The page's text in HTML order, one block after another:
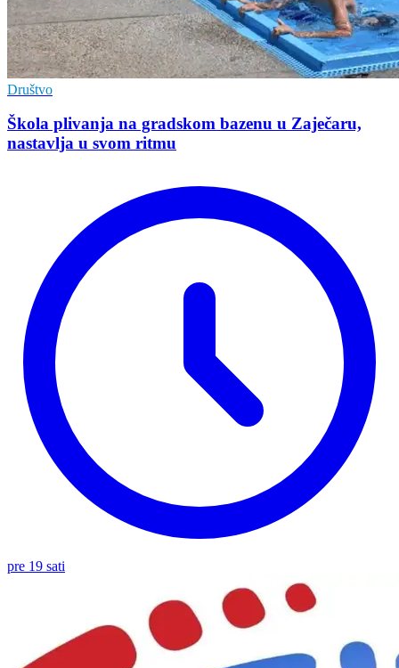
Društvo
Škola plivanja na gradskom bazenu u Zaječaru,
nastavlja u svom ritmu
pre 19 sati